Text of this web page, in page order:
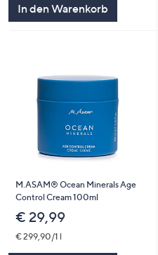
In den Warenkorb
M.ASAM® Ocean Minerals Age
Control Cream 100ml
€ 29,99
€ 299,90/1 l